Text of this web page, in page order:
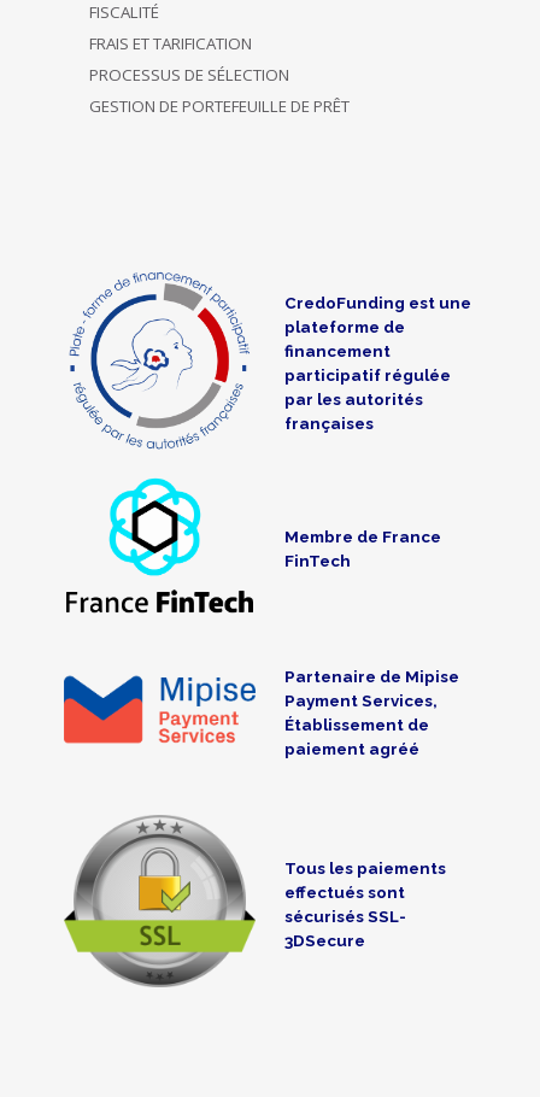
FISCALITÉ
FRAIS ET TARIFICATION
PROCESSUS DE SÉLECTION
GESTION DE PORTEFEUILLE DE PRÊT
CredoFunding est une
plateforme de
financement
participatif régulée
par les autorités
françaises
Membre de France
FinTech
Partenaire de Mipise
Payment Services,
Établissement de
paiement agréé
Tous les paiements
effectués sont
sécurisés SSL-
3DSecure